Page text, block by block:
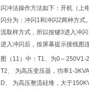
闪冲法操作方法如下：开机（
闪分为：冲闪1和冲闪2两种方式
流取样方式，所以按键3进入冲
进入冲闪后，按屏幕提示接线图
图（11）中：T1、为0～250V1-
T2、 为高压变压器，功率1-3KVA
D、 为高压整流硅堆，大于